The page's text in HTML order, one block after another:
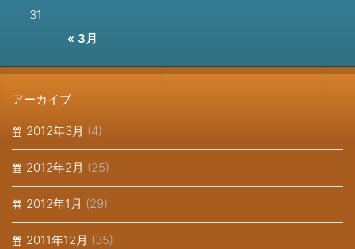
« 3月
31
アーカイブ
2012年3月 (4)
2012年2月 (25)
2012年1月 (29)
2011年12月 (35)